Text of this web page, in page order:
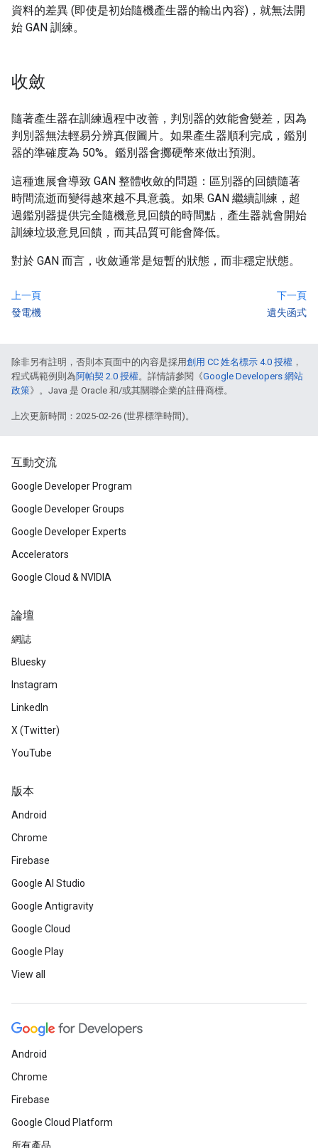
資料的差異 (即使是初始隨機產生器的輸出內容)，就無法開
始 GAN 訓練。
收斂
隨著產生器在訓練過程中改善，判別器的效能會變差，因為
判別器無法輕易分辨真假圖片。如果產生器順利完成，鑑別
器的準確度為 50%。鑑別器會擲硬幣來做出預測。
這種進展會導致 GAN 整體收斂的問題：區別器的回饋隨著
時間流逝而變得越來越不具意義。如果 GAN 繼續訓練，超
過鑑別器提供完全隨機意見回饋的時間點，產生器就會開始
訓練垃圾意見回饋，而其品質可能會降低。
對於 GAN 而言，收斂通常是短暫的狀態，而非穩定狀態。
上一頁
發電機
下一頁
遺失函式
除非另有註明，否則本頁面中的內容是採用創用 CC 姓名標示 4.0 授權 ，
程式碼範例則為阿帕契 2.0 授權。詳情請參閱《Google Developers 網站
政策》。Java 是 Oracle 和/或其關聯企業的註冊商標。
上次更新時間：2025-02-26 (世界標準時間)。
互動交流
Google Developer Program
Google Developer Groups
Google Developer Experts
Accelerators
Google Cloud & NVIDIA
論壇
網誌
Bluesky
Instagram
LinkedIn
X (Twitter)
YouTube
版本
Android
Chrome
Firebase
Google AI Studio
Google Antigravity
Google Cloud
Google Play
View all
Android
Chrome
Firebase
Google Cloud Platform
所有產品